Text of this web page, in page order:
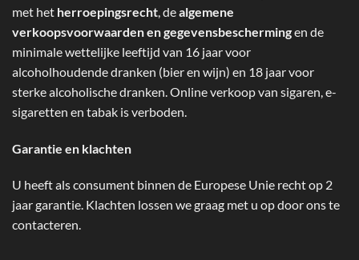
met het herroepingsrecht, dealgemene
verkoopsvoorwaarden en gegevensbeschermingen de
minimale wettelijke leeftijd van 16 jaar voor
alcoholhoudende dranken (bier en wijn) en 18 jaar voor
sterke alcoholische dranken. Online verkoop van sigaren, e-
sigaretten en tabak is verboden.
Garantie en klachten
U heeft als consument binnen de Europese Unie recht op 2
jaar garantie. Klachten lossen we graag met u op door ons te
contacteren.